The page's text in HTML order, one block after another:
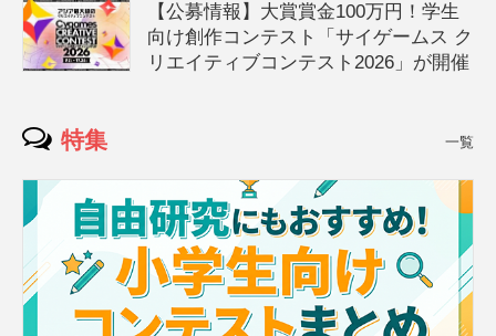
【公募情報】大賞賞金100万円！学生
向け創作コンテスト「サイゲームス ク
リエイティブコンテスト2026」が開催
特集 一覧